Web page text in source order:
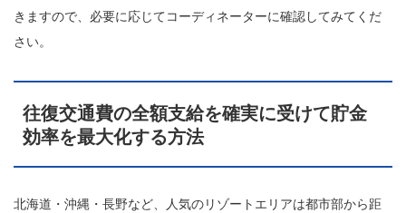
きますので、必要に応じてコーディネーターに確認してみてくだ
さい。
往復交通費の全額支給を確実に受けて貯金
効率を最大化する方法
北海道・沖縄・長野など、人気のリゾートエリアは都市部から距